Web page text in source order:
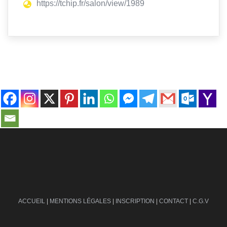
https://tchip.fr/salon/view/1989
ACCUEIL | MENTIONS LÉGALES | INSCRIPTION | CONTACT | C.G.V